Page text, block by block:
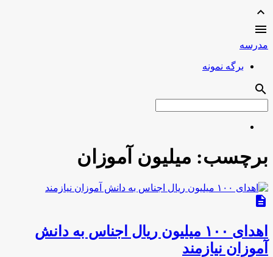
expand_less

مدرسه
برگه نمونه
search
برچسب: میلیون آموزان
description
اهدای ۱۰۰ میلیون ریال اجناس به دانش
آموزان نیازمند